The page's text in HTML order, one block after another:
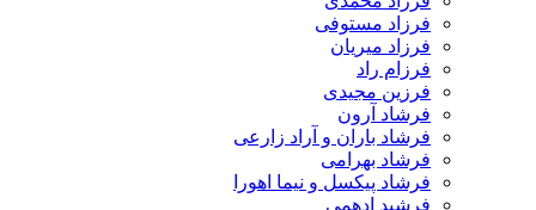
فرزاد مستوفی
فرزاد میریان
فرزام راد
فرزین مجیدی
فرشاد آرون
فرشاد باران و آراد زارعی
فرشاد بهرامی
فرشاد پیکسل و نیما اهورا
فرشید ادهمی